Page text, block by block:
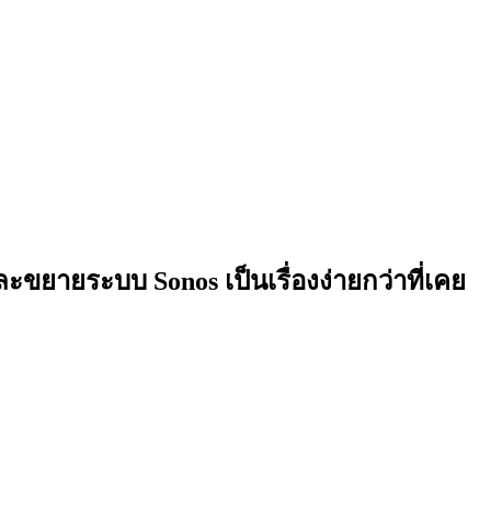
ยายระบบ Sonos เป็นเรื่องง่ายกว่าที่เคย